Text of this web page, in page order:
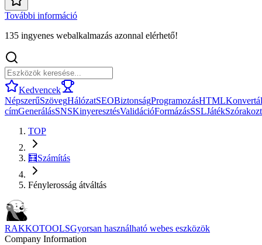
További információ
135 ingyenes webalkalmazás azonnal elérhető!
Kedvencek
NépszerűSzövegHálózatSEOBiztonságProgramozásHTML
címGenerálásSNSKinyeresztésValidációFormázásSSLJáték
TOP
🧮Számítás
Fénylerosság átváltás
RAKKOTOOLSGyorsan használható webes eszközök
Company Information